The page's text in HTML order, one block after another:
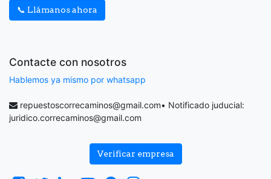
📞 Llámanos ahora
Contacte con nosotros
Hablemos ya mismo por whatsapp
repuestoscorrecaminos@gmail.com• Notificado juducial:
juridico.correcaminos@gmail.com
Verificar empresa